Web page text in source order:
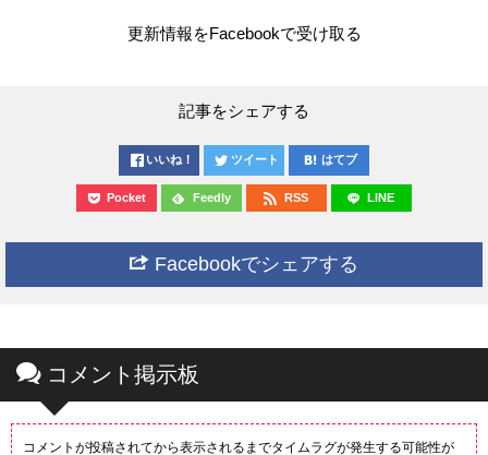
更新情報をFacebookで受け取る
記事をシェアする
いいね！ ツイート はてブ
Pocket Feedly RSS LINE
Facebookでシェアする
コメント掲示板
コメントが投稿されてから表示されるまでタイムラグが発生する可能性が